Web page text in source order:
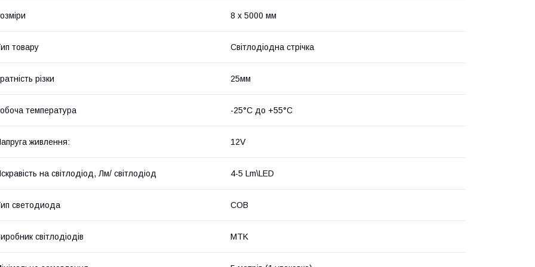
8 х 5000 мм
товару Світлодіодна стрічка
різки 25мм
температура -25°С до +55°С
живлення: 12V
на світлодіод, Лм/ світлодіод 4-5 Lm\LED
светодиода COB
світлодіодів MTK